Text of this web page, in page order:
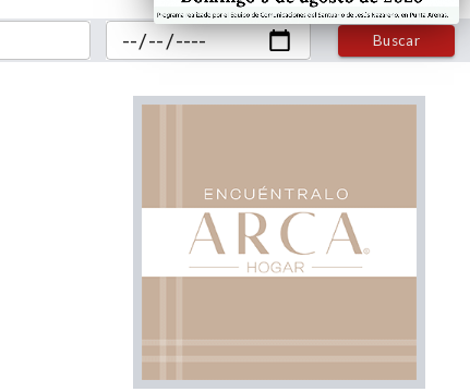
Buscar